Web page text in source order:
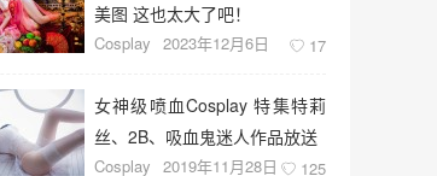
美图 这也太大了吧！
Cosplay 2023年12月6日 17
女神级喷血Cosplay 特集特莉
丝、2B、吸血鬼迷人作品放送
Cosplay 2019年11月28日 125